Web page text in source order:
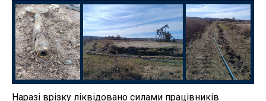
Наразі врізку ліквідовано силами працівників